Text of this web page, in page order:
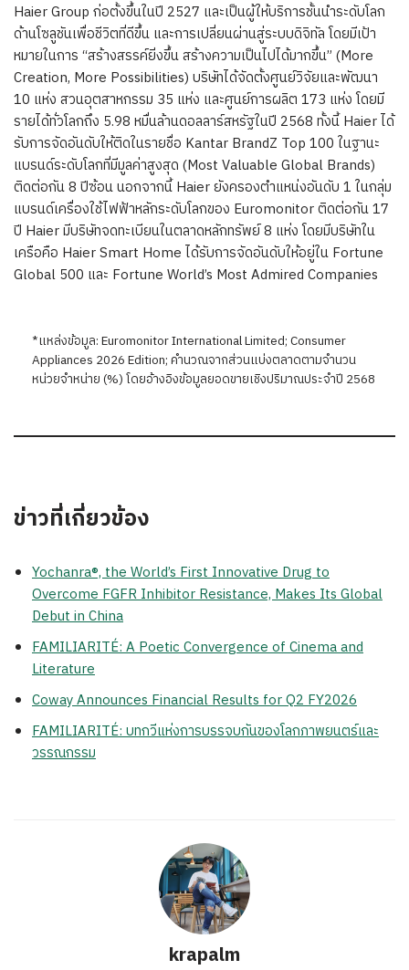
Haier Group ก่อตั้งขึ้นในปี 2527 และเป็นผู้ให้บริการชั้นนำระดับโลก
ด้านโซลูชันเพื่อชีวิตที่ดีขึ้น และการเปลี่ยนผ่านสู่ระบบดิจิทัล โดยมีเป้า
หมายในการ “สร้างสรรค์ยิ่งขึ้น สร้างความเป็นไปได้มากขึ้น” (More
Creation, More Possibilities) บริษัทได้จัดตั้งศูนย์วิจัยและพัฒนา
10 แห่ง สวนอุตสาหกรรม 35 แห่ง และศูนย์การผลิต 173 แห่ง โดยมี
รายได้ทั่วโลกถึง 5.98 หมื่นล้านดอลลาร์สหรัฐในปี 2568 ทั้งนี้ Haier ได้
รับการจัดอันดับให้ติดในรายชื่อ Kantar BrandZ Top 100 ในฐานะ
แบรนด์ระดับโลกที่มีมูลค่าสูงสุด (Most Valuable Global Brands)
ติดต่อกัน 8 ปีซ้อน นอกจากนี้ Haier ยังครองตำแหน่งอันดับ 1 ในกลุ่ม
แบรนด์เครื่องใช้ไฟฟ้าหลักระดับโลกของ Euromonitor ติดต่อกัน 17
ปี Haier มีบริษัทจดทะเบียนในตลาดหลักทรัพย์ 8 แห่ง โดยมีบริษัทใน
เครือคือ Haier Smart Home ได้รับการจัดอันดับให้อยู่ใน Fortune
Global 500 และ Fortune World’s Most Admired Companies
*แหล่งข้อมูล: Euromonitor International Limited; Consumer
Appliances 2026 Edition; คำนวณจากส่วนแบ่งตลาดตามจำนวน
หน่วยจำหน่าย (%) โดยอ้างอิงข้อมูลยอดขายเชิงปริมาณประจำปี 2568
ข่าวที่เกี่ยวข้อง
Yochanra®, the World’s First Innovative Drug to
Overcome FGFR Inhibitor Resistance, Makes Its Global
Debut in China
FAMILIARITÉ: A Poetic Convergence of Cinema and
Literature
Coway Announces Financial Results for Q2 FY2026
FAMILIARITÉ: บทกวีแห่งการบรรจบกันของโลกภาพยนตร์และ
วรรณกรรม
krapalm